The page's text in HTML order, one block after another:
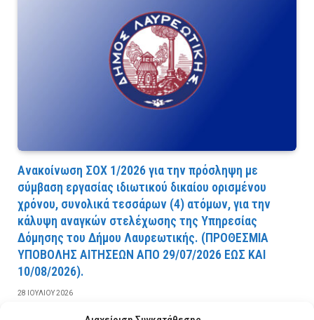
Ανακοίνωση ΣΟΧ 1/2026 για την πρόσληψη με
σύμβαση εργασίας ιδιωτικού δικαίου ορισμένου
χρόνου, συνολικά τεσσάρων (4) ατόμων, για την
κάλυψη αναγκών στελέχωσης της Υπηρεσίας
Δόμησης του Δήμου Λαυρεωτικής. (ΠPOΘEΣMIA
YΠOBOΛHΣ AITHΣEΩN AΠO 29/07/2026 EΩΣ KAI
10/08/2026).
28 ΙΟΥΛΊΟΥ 2026